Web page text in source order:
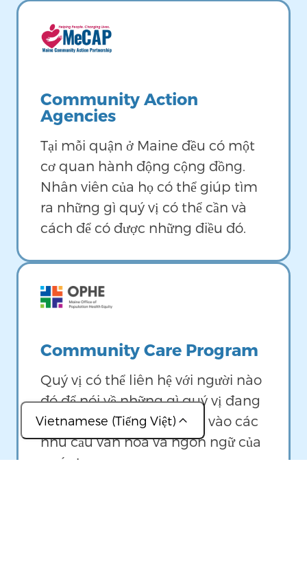
Community Action
Agencies
Tại mỗi quận ở Maine đều có một
cơ quan hành động cộng đồng.
Nhân viên của họ có thể giúp tìm
ra những gì quý vị có thể cần và
cách để có được những điều đó.
Image
Community Care Program
Quý vị có thể liên hệ với người nào
đó để nói về những gì quý vị đang
tìm kiếm, với sự tập trung vào các
nhu cầu văn hóa và ngôn ngữ của
quý vị.
Image
Vietnamese (Tiếng Việt)